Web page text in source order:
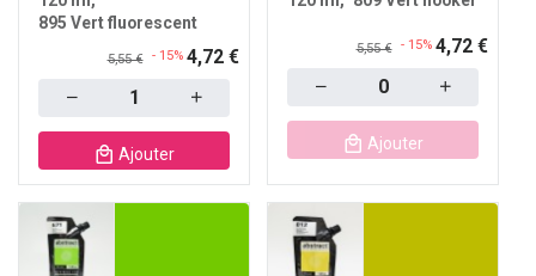
895 Vert fluorescent
5,55 € - 15% 4,72 €
Ajouter
5,55 € - 15% 4,72 €
Ajouter